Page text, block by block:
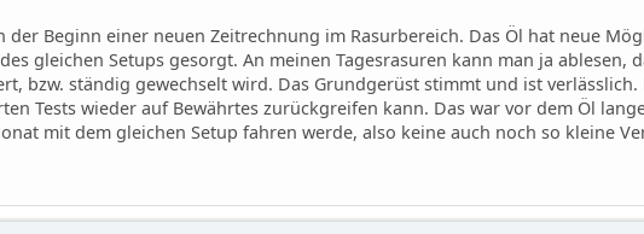
der Beginn einer neuen Zeitrechnung im Rasurbereich. Das Öl hat neue
gleichen Setups gesorgt. An meinen Tagesrasuren kann man ja ablesen,
bzw. ständig gewechselt wird. Das Grundgerüst stimmt und ist verlässlich.
Tests wieder auf Bewährtes zurückgreifen kann. Das war vor dem Öl
mit dem gleichen Setup fahren werde, also keine auch noch so kleine